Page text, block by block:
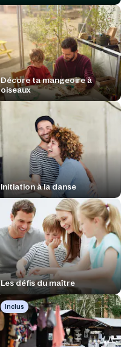
Décore ta mangeoire à
oiseaux
Initiation à la danse
Les défis du maître
Inclus